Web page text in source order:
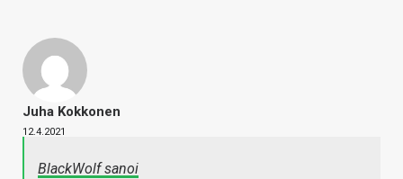
Juha Kokkonen
12.4.2021
BlackWolf sanoi